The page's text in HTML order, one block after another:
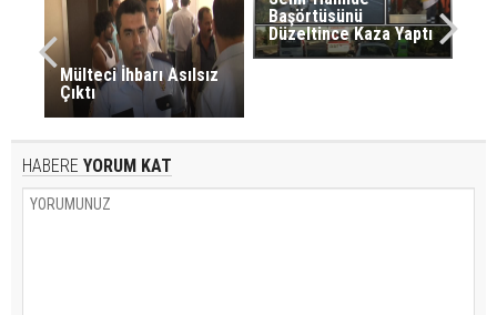
Mülteci İhbarı Asılsız
Çıktı
Başörtüsünü
Düzeltince Kaza Yaptı
HABERE YORUM KAT